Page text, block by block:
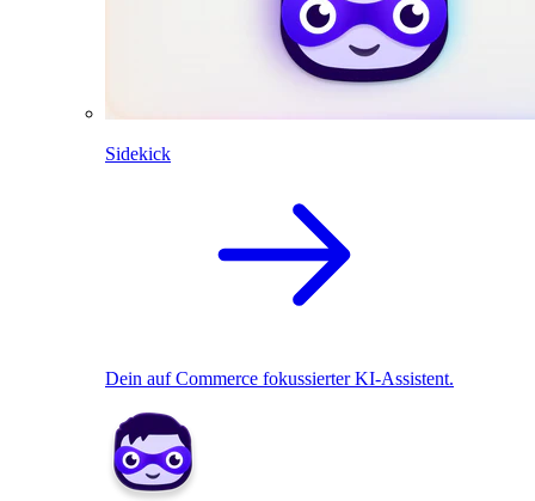
Sidekick
Dein auf Commerce fokussierter KI-Assistent.